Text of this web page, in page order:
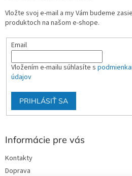
Vložte svoj e-mail a my Vám budeme
produktoch na našom e-shope.
Email
Vložením e-mailu súhlasíte s
údajov
PRIHLÁSIŤ SA
Informácie pre vás
Kontakty
Doprava